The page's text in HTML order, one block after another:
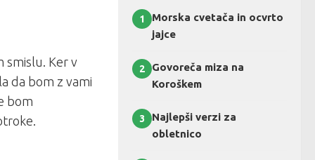
smislu. Ker v
da bom z vami
bom
1
Morska cvetača in ocvrto
jajce
2
Govoreča miza na
Koroškem
3
Najlepši verzi za
obletnico